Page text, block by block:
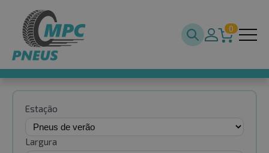
0
Estação
Largura